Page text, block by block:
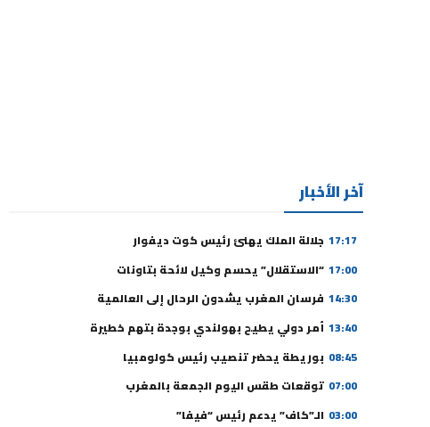
آخر الأخبار
17:17 جلالة الملك يهنئ رئيس كوت ديفوار
17:00 “الاستقلال” يحسم وكيل لائحة بتاونات
14:30 فرسان المغرب يشدون الرحال إلى العالمية
13:40 أمر دولي يطيح بهولندي بوجدة بتهم خطيرة
08:45 بوريطة يحضر تنصيب رئيس كولومبيا
07:00 توقعات طقس اليوم الجمعة بالمغرب
03:00 الـ”كاف” يدعم رئيس “فيفا”